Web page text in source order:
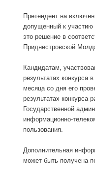
Претендент на
допущенный к участию
это решение в
Приднестровской
Кандидатам,
результатах конкурса
месяца со дня его
результатах конкурса
Государственной
информационно-
пользования.
Дополнительная
может быть получена